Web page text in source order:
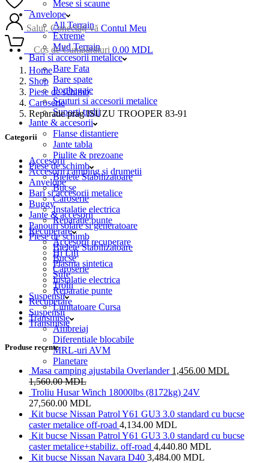
Mese si scaune
Anvelope
All Terrain
Extreme
Mud Terrain
Bari si accesorii metalice
Bare Fata
Bare spate
Portbagaje
Scuturi si accesorii metalice
Suporti trolii
Jante & accesorii
Flanse distantiere
Jante tabla
Piulite & prezoane
Piese de schimb
Bielete Stabilizatoare
Bucse
Caroserie
Instalatie electrica
Reparatie punte
Recuperare
Accesorii recuperare
Hi Lift
Plasma sintetica
Sufe
Trolii
Suspensii
Limitatoare Cursa
Transmisie
Ambreiaj
Diferentiale blocabile
MRL-uri AVM
Planetare
Salut, Conectați-vă Contul Meu
Coș de Cumpărături 0.00 MDL
Home
Shop
Piese de schimb
Caroserie
Reparatie prag ISUZU TROOPER 83-91
Categorii
Accesorii
Accesorii camping si drumetii
Anvelope
Bari si accesorii metalice
Buggy
Jante & accesorii
Panouri solare si generatoare
Piese de schimb
Bielete Stabilizatoare
Bucse
Caroserie
Instalatie electrica
Reparatie punte
Recuperare
Suspensii
Transmisie
Produse recente
Masa camping ajustabila Overlander 1,456.00 MDL
1,560.00MDL
Troliu Husar Winch 18000lbs (8172kg) 24V
27,560.00 MDL
Kit bucse Nissan Patrol Y61 GU3 3.0 standard cu bucse
caster metalice off-road 4,134.00 MDL
Kit bucse Nissan Patrol Y61 GU3 3.0 standard cu bucse
caster metalice+stabiliz. off-road 4,440.80 MDL
Kit bucse Nissan Navara D40 3,484.00 MDL